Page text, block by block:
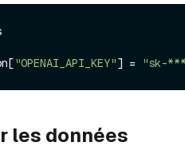
["OPENAI_API_KEY"] = "sk-
les données